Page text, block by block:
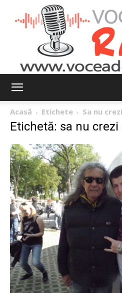
la
Acasă Etichete Sa nu
Etichetă: sa nu